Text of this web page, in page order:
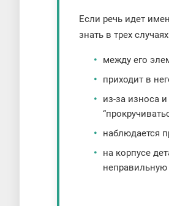
Если речь идет
знать в трех
между его
приходит в
из-за износа
наблюдается
на корпусе
неправильную